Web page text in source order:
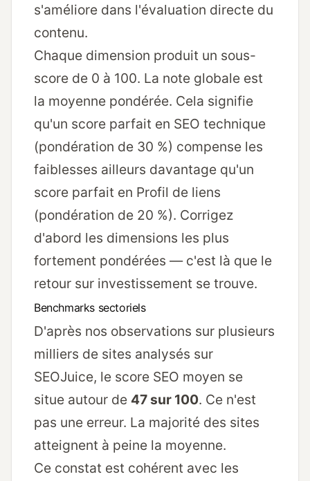
s'améliore dans l'évaluation directe du
contenu.
Chaque dimension produit un sous-
score de 0 à 100. La note globale est
la moyenne pondérée. Cela signifie
qu'un score parfait en SEO technique
(pondération de 30 %) compense les
faiblesses ailleurs davantage qu'un
score parfait en Profil de liens
(pondération de 20 %). Corrigez
d'abord les dimensions les plus
fortement pondérées — c'est là que le
retour sur investissement se trouve.
Benchmarks sectoriels
D'après nos observations sur plusieurs
milliers de sites analysés sur
SEOJuice, le score SEO moyen se
situe autour de 47 sur 100. Ce n'est
pas une erreur. La majorité des sites
atteignent à peine la moyenne.
Ce constat est cohérent avec les